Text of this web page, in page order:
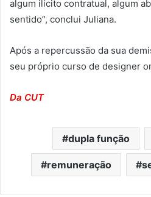
algum ilícito contratual, algum
sentido”, conclui Juliana.
Após a repercussão da sua
seu próprio curso de designer
Da CUT
dupla função
remuneração